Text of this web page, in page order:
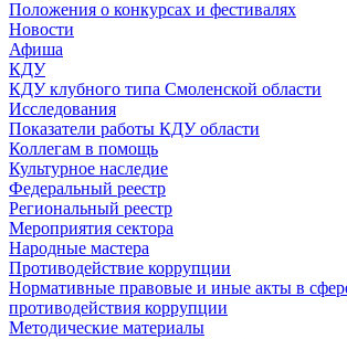
Положения о конкурсах и фестивалях
Новости
Афиша
КДУ
КДУ клубного типа Смоленской области
Исследования
Показатели работы КДУ области
Коллегам в помощь
Культурное наследие
Федеральный реестр
Региональный реестр
Мероприятия сектора
Народные мастера
Противодействие коррупции
Нормативные правовые и иные акты в
противодействия коррупции
Методические материалы